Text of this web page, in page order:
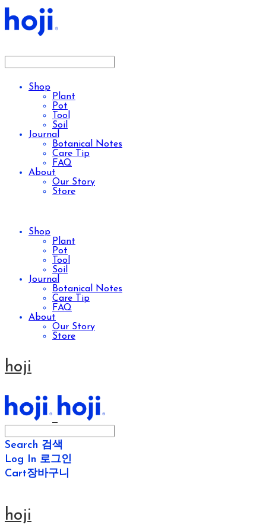
Shop
Plant
Pot
Tool
Soil
Journal
Botanical Notes
Care Tip
FAQ
About
Our Story
Store
Shop
Plant
Pot
Tool
Soil
Journal
Botanical Notes
Care Tip
FAQ
About
Our Story
Store
hoji
Search 검색
Log In 로그인
Cart장바구니
hoji